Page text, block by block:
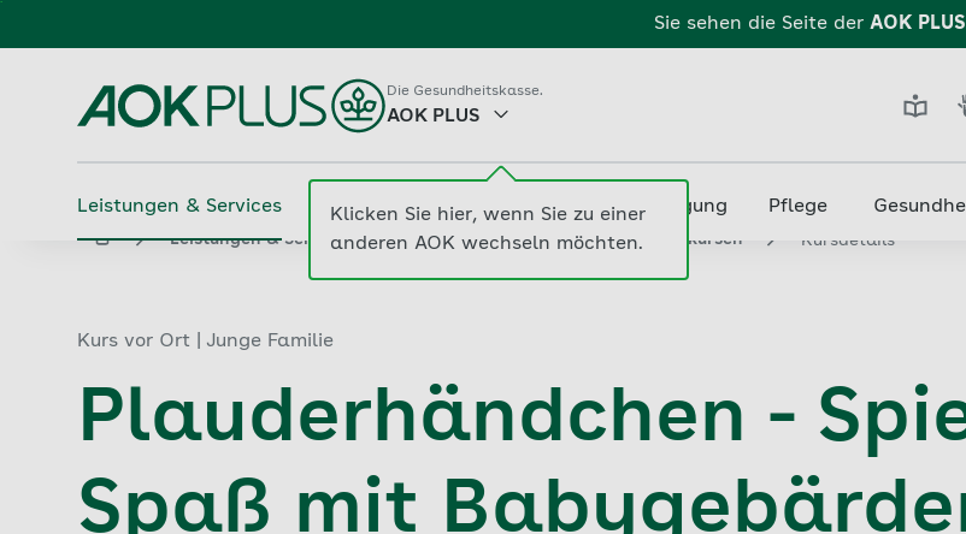
Sie sehen die Seite der AOK PLUS
Die Gesundheitskasse.
Klicken Sie hier, wenn Sie zu einer
anderen AOK wechseln möchten.
AOK PLUS
Leistungen & Services Beiträge & Tarife Medizin & Versorgung Pflege
aok.de Leistungen & Services ... Suche nach Gesundheitskursen Kursdetails
Kurs vor Ort | Junge Familie
Plauderhändchen -
Spaß mit